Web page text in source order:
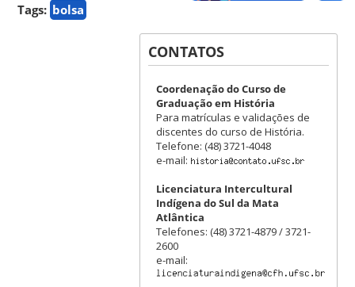
Tags: bolsa
CONTATOS
Coordenação do Curso de
Graduação em História
Para matrículas e validações de
discentes do curso de História.
Telefone: (48) 3721-4048
e-mail:
Licenciatura Intercultural
Indígena do Sul da Mata
Atlântica
Telefones: (48) 3721-4879 / 3721-
2600
e-mail: